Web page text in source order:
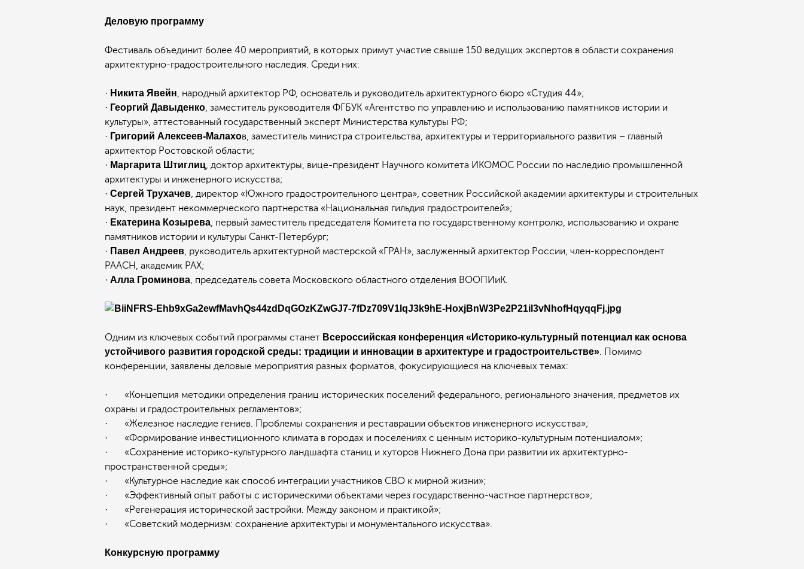
Деловую программу
Фестиваль объединит более 40 мероприятий, в которых примут участие свыше 150 ведущих экспертов в области сохранения
архитектурно-градостроительного наследия. Среди них:
· Никита Явейн, народный архитектор РФ, основатель и руководитель архитектурного бюро «Студия 44»;
· Георгий Давыденко, заместитель руководителя ФГБУК «Агентство по управлению и использованию памятников истории и
культуры», аттестованный государственный эксперт Министерства культуры РФ;
· Григорий Алексеев-Малахов, заместитель министра строительства, архитектуры и территориального развития – главный
архитектор Ростовской области;
· Маргарита Штиглиц, доктор архитектуры, вице-президент Научного комитета ИКОМОС России по наследию промышленной
архитектуры и инженерного искусства;
· Сергей Трухачев, директор «Южного градостроительного центра», советник Российской академии архитектуры и строительных
наук, президент некоммерческого партнерства «Национальная гильдия градостроителей»;
· Екатерина Козырева, первый заместитель председателя Комитета по государственному контролю, использованию и охране
памятников истории и культуры Санкт-Петербург;
· Павел Андреев, руководитель архитектурной мастерской «ГРАН», заслуженный архитектор России, член-корреспондент
РААСН, академик РАХ;
· Алла Громинова, председатель совета Московского областного отделения ВООПИиК.
Одним из ключевых событий программы станет Всероссийская конференция «Историко‑культурный потенциал как основа
устойчивого развития городской среды: традиции и инновации в архитектуре и градостроительстве». Помимо
конференции, заявлены деловые мероприятия разных форматов, фокусирующиеся на ключевых темах:
· «Концепция методики определения границ исторических поселений федерального, регионального значения, предметов их
охраны и градостроительных регламентов»;
· «Железное наследие гениев. Проблемы сохранения и реставрации объектов инженерного искусства»;
· «Формирование инвестиционного климата в городах и поселениях с ценным историко-культурным потенциалом»;
· «Сохранение историко-культурного ландшафта станиц и хуторов Нижнего Дона при развитии их архитектурно-
пространственной среды»;
· «Культурное наследие как способ интеграции участников СВО к мирной жизни»;
· «Эффективный опыт работы с историческими объектами через государственно-частное партнерство»;
· «Регенерация исторической застройки. Между законом и практикой»;
· «Советский модернизм: сохранение архитектуры и монументального искусства».
Конкурсную программу